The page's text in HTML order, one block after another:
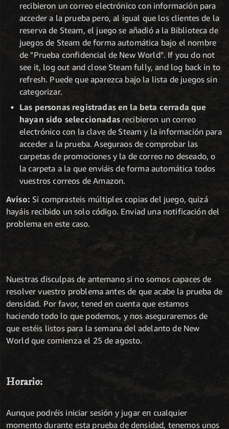
recibieron un correo electrónico con información para
acceder a la prueba pero, al igual que los clientes de la
reserva de Steam, el juego se añadió a la Biblioteca de
juegos de Steam de forma automática bajo el nombre
de "Prueba confidencial de New World". If you do not
see it, log out and close Steam fully, and log back in to
refresh. Puede que aparezca bajo la lista de juegos sin
categorizar.
Las personas registradas en la beta cerrada que
hayan sido seleccionadasrecibieron un correo
electrónico con la clave de Steam y la información para
acceder a la prueba. Aseguraos de comprobar las
carpetas de promociones y la de correo no deseado, o
la carpeta a la que enviáis de forma automática todos
vuestros correos de Amazon.
Aviso: Si comprasteis múltiples copias del juego, quizá
hayáis recibido un solo código. Enviad una notificación del
problema en este caso.
Nuestras disculpas de antemano si no somos capaces de
resolver vuestro problema antes de que acabe la prueba de
densidad. Por favor, tened en cuenta que estamos
haciendo todo lo que podemos, y nos aseguraremos de
que estéis listos para la semana del adelanto de New
World que comienza el 25 de agosto.
Horario:
Aunque podréis iniciar sesión y jugar en cualquier
momento durante esta prueba de densidad, tenemos unos